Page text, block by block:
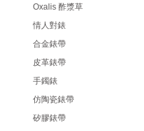
Oxalis 酢漿草
情人對錶
合金錶帶
皮革錶帶
手鐲錶
仿陶瓷錶帶
矽膠錶帶